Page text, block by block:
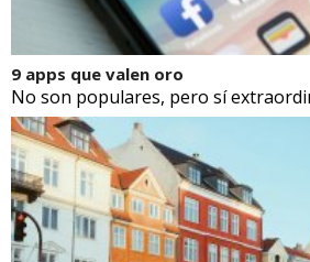
9 apps que valen oro
No son populares, pero sí